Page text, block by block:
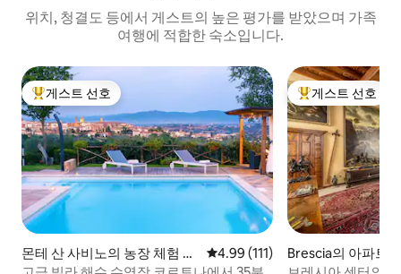
위치, 청결도 등에서 게스트의 높은 평가를 받았으며 가족
여행에 적합한 숙소입니다.
상위 게스트 선호
게스트 선호
몬테 산 사비노의 농장 체험 숙
소
평점 4.99점(5점 만점), 후기 111
4.99 (111)
상위 게스트 선호
게스트 선호
Brescia의 아파트